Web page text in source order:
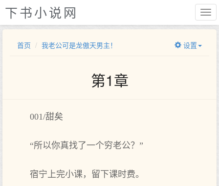
下书小说网
首页 我老公可是龙傲天男主！ 设置
第1章
001/甜矣
“所以你真找了一个穷老公？”
宿宁上完小课，留下课时费。